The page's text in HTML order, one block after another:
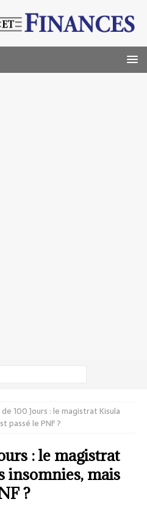
100 Jours : le magistrat Kisula
passé le PNF ?
: le magistrat
insomnies, mais
?